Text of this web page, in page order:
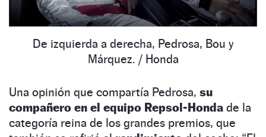
De izquierda a derecha, Pedrosa, Bou y
Márquez. / Honda
Una opinión que compartía Pedrosa, su
compañero en el equipo Repsol-Honda de la
categoría reina de los grandes premios, que